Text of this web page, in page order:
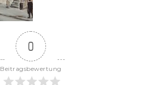
0
Beitragsbewertung